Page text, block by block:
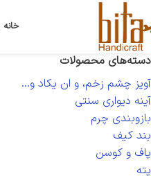
خانه
دسته‌های محصولات
آویز چشم زخم، و ان یکاد و...
آینه دیواری سنتی
بازوبندی چرم
بند کیف
پاف و کوسن
پته